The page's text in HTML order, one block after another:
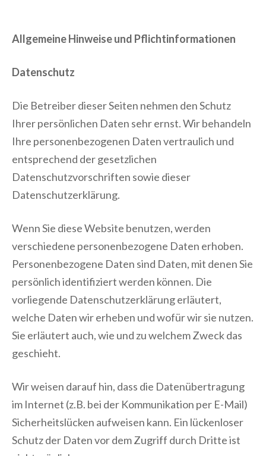
Allgemeine Hinweise und Pflichtinformationen
Datenschutz
Die Betreiber dieser Seiten nehmen den Schutz
Ihrer persönlichen Daten sehr ernst. Wir behandeln
Ihre personenbezogenen Daten vertraulich und
entsprechend der gesetzlichen
Datenschutzvorschriften sowie dieser
Datenschutzerklärung.
Wenn Sie diese Website benutzen, werden
verschiedene personenbezogene Daten erhoben.
Personenbezogene Daten sind Daten, mit denen Sie
persönlich identifiziert werden können. Die
vorliegende Datenschutzerklärung erläutert,
welche Daten wir erheben und wofür wir sie nutzen.
Sie erläutert auch, wie und zu welchem Zweck das
geschieht.
Wir weisen darauf hin, dass die Datenübertragung
im Internet (z.B. bei der Kommunikation per E-Mail)
Sicherheitslücken aufweisen kann. Ein lückenloser
Schutz der Daten vor dem Zugriff durch Dritte ist